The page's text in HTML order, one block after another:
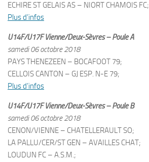
ECHIRE ST GELAIS AS – NIORT CHAMOIS FC;
Plus d’infos
U14F/U17F Vienne/Deux-Sèvres – Poule A
samedi 06 octobre 2018
PAYS THENEZEEN – BOCAFOOT 79;
CELLOIS CANTON – GJ ESP. N-E 79;
Plus d’infos
U14F/U17F Vienne/Deux-Sèvres – Poule B
samedi 06 octobre 2018
CENON/VIENNE – CHATELLERAULT SO;
LA PALLU/CER/ST GEN – AVAILLES CHAT;
LOUDUN FC – A.S.M.;